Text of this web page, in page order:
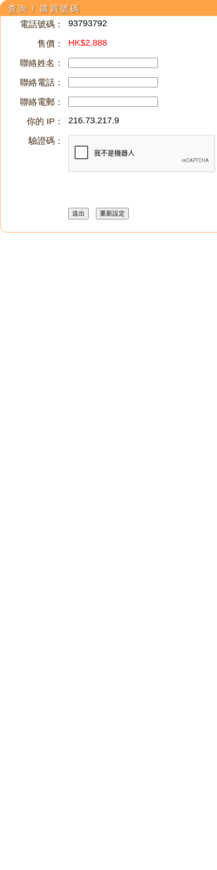
查詢 / 購買號碼
電話號碼：
93793792
售價： HK$2,888
聯絡姓名：
聯絡電話：
聯絡電郵：
你的 IP：
216.73.217.9
驗證碼：